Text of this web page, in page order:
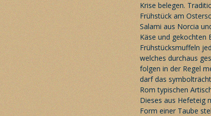
Krise belegen.
Frühstück am
Salami aus Norcia
Käse und gekochten
Frühstücksmuffeln
welches durchaus
folgen in der Regel
darf das
Rom typischen
Dieses aus Hefeteig
Form einer Taube